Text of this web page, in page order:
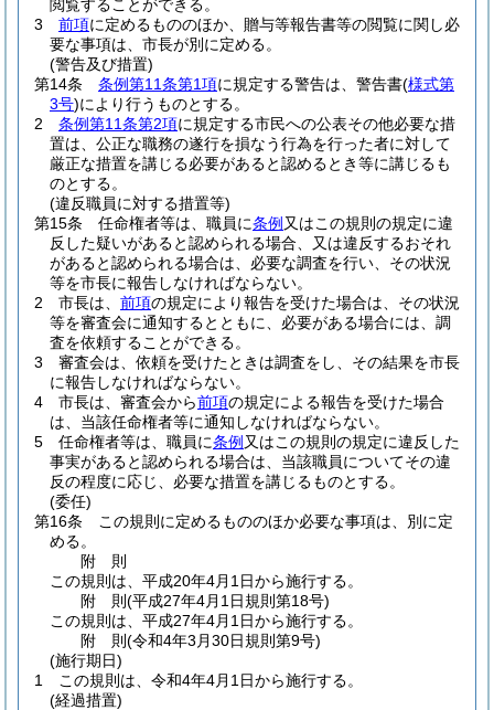
閲覧することができる。
3
前項に定めるもののほか、贈与等報告書等の閲覧に関し必
要な事項は、市長が別に定める。
(警告及び措置)
第14条
条例第11条第1項に規定する警告は、警告書(様式第
3号)により行うものとする。
2
条例第11条第2項に規定する市民への公表その他必要な措
置は、公正な職務の遂行を損なう行為を行った者に対して
厳正な措置を講じる必要があると認めるとき等に講じるも
のとする。
(違反職員に対する措置等)
第15条
任命権者等は、職員に条例 又はこの規則の規定に違
反した疑いがあると認められる場合、又は違反するおそれ
があると認められる場合は、必要な調査を行い、その状況
等を市長に報告しなければならない。
2
市長は、 前項の規定により報告を受けた場合は、その状況
等を審査会に通知するとともに、必要がある場合には、調
査を依頼することができる。
3
審査会は、依頼を受けたときは調査をし、その結果を市長
に報告しなければならない。
4
市長は、審査会から前項の規定による報告を受けた場合
は、当該任命権者等に通知しなければならない。
5
任命権者等は、職員に条例 又はこの規則の規定に違反した
事実があると認められる場合は、当該職員についてその違
反の程度に応じ、必要な措置を講じるものとする。
(委任)
第16条
この規則に定めるもののほか必要な事項は、別に定
める。
附 則
この規則は、平成20年4月1日から施行する。
附 則(平成27年4月1日規則第18号)
この規則は、平成27年4月1日から施行する。
附 則(令和4年3月30日規則第9号)
(施行期日)
1
この規則は、令和4年4月1日から施行する。
(経過措置)